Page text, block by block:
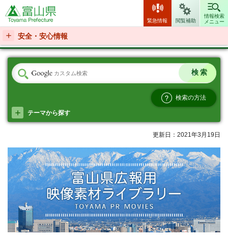
富山県
緊急情報 閲覧補助
情報検索
メニュー
安全・安心情報
検索の方法
テーマから探す
更新日：2021年3月19日